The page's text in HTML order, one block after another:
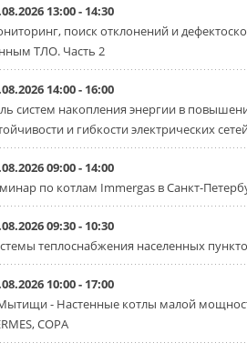
Китайская Shenling
линейку тепловых
«воздух-вода» на R290
Серия ThermaX R290 All-In-
включает три модели ...
Тепловые насосы в
солнечной генерацией и
накопителем снижают
потребление на 60%
Исследователи из Италии
4 АВГУСТА 2026
«РУСКЛИМАТ Fest 2026»
собрал свыше 700 профи
климатической отрасли
Организатором выступил
производственный холдинг ...
13:00 - 14:30
поиск отклонений и
ТЛО. Часть 2
14:00 - 16:00
систем накопления энергии в
и гибкости электрических
09:00 - 14:00
по котлам Immergas в Санкт-
09:30 - 10:30
теплоснабжения населенных
10:00 - 17:00
- Настенные котлы малой
COPA